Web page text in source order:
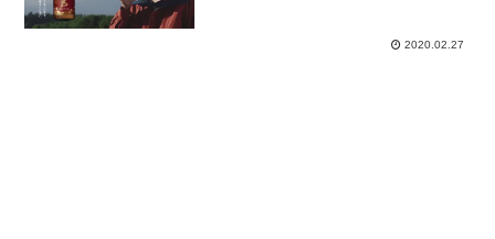
2020.02.27